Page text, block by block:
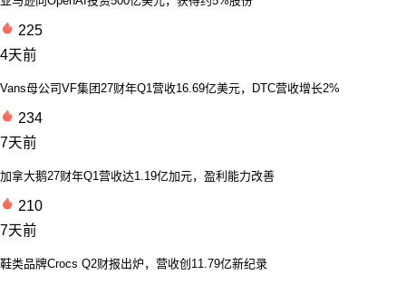
225
4天前
Vans母公司VF集团27财年Q1营收16.69亿美元，DTC营收增长2%
234
7天前
加拿大鹅27财年Q1营收达1.19亿加元，盈利能力改善
210
7天前
鞋类品牌Crocs Q2财报出炉，营收创11.79亿新纪录